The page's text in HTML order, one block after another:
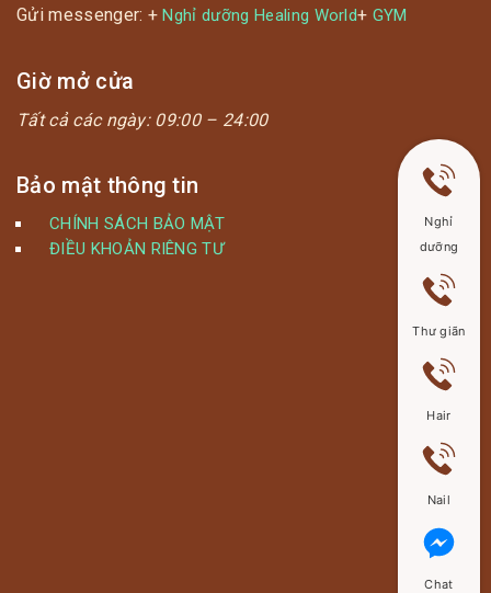
Gửi messenger: +Nghỉ dưỡng Healing World+ GYM
Giờ mở cửa
Tất cả các ngày: 09:00 – 24:00
Bảo mật thông tin
CHÍNH SÁCH BẢO MẬT
ĐIỀU KHOẢN RIÊNG TƯ
Nghỉ
dưỡng
Thư giãn
Hair
Nail
Chat